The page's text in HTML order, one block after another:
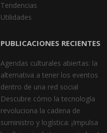
Tendencias
Utilidades
PUBLICACIONES RECIENTES
Agendas culturales abiertas: la
alternativa a tener los eventos
dentro de una red social
Descubre cómo la tecnología
revoluciona la cadena de
suministro y logística: ¡Impulsa